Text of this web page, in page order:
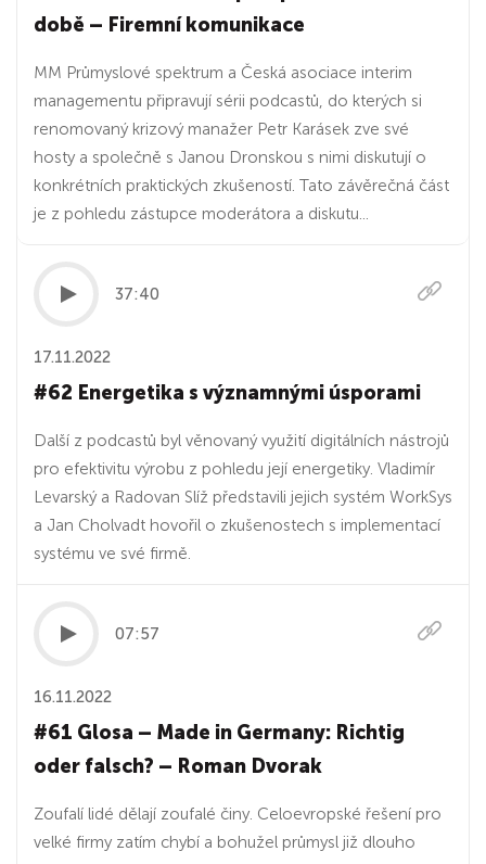
době – Firemní komunikace
MM Průmyslové spektrum a Česká asociace interim
managementu připravují sérii podcastů, do kterých si
renomovaný krizový manažer Petr Karásek zve své
hosty a společně s Janou Dronskou s nimi diskutují o
konkrétních praktických zkušeností. Tato závěrečná část
je z pohledu zástupce moderátora a diskutu...
37:40
17.11.2022
#62 Energetika s významnými úsporami
Další z podcastů byl věnovaný využití digitálních nástrojů
pro efektivitu výrobu z pohledu její energetiky. Vladimír
Levarský a Radovan Slíž představili jejich systém WorkSys
a Jan Cholvadt hovořil o zkušenostech s implementací
systému ve své firmě.
07:57
16.11.2022
#61 Glosa – Made in Germany: Richtig
oder falsch? – Roman Dvorak
Zoufalí lidé dělají zoufalé činy. Celoevropské řešení pro
velké firmy zatím chybí a bohužel průmysl již dlouho